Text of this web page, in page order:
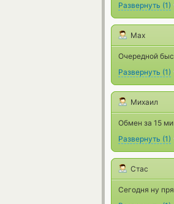
Развернуть (1)
Max
Очередной
Развернуть (1)
Михаил
Обмен за 15
Развернуть (1)
Стас
Сегодня ну